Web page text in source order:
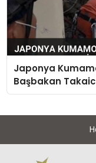
Japonya
Başbakan